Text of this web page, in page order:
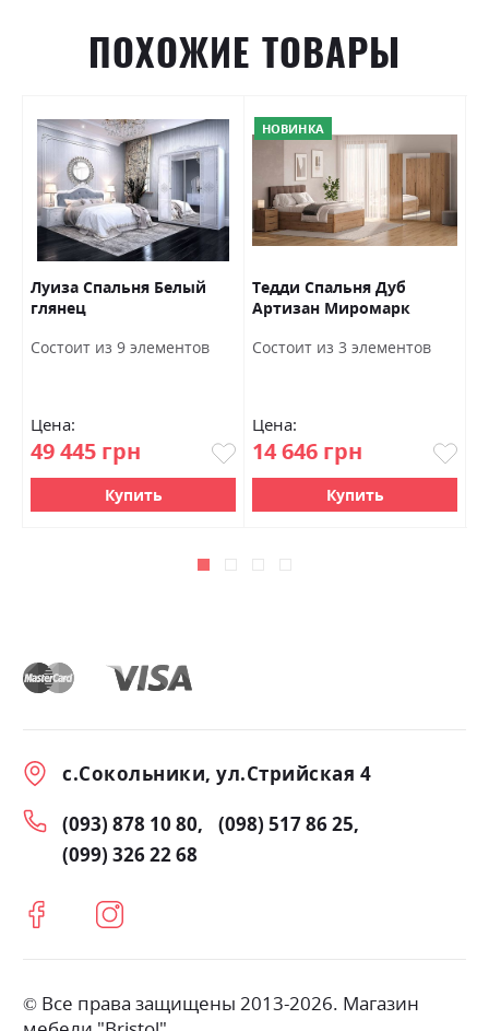
ПОХОЖИЕ ТОВАРЫ
Луиза Спальня Белый
глянец
Состоит из 9 элементов
Цена:
49 445 грн
Купить
НОВИНКА
Тедди Спальня Дуб
Артизан Миромарк
Состоит из 3 элементов
Цена:
14 646 грн
Купить
с.Сокольники, ул.Стрийская 4
(093) 878 10 80
(098) 517 86 25
(099) 326 22 68
© Все права защищены 2013-2026. Магазин